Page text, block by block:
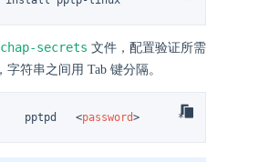
secrets 文件，配置验证所需
符串之间用 Tab 键分隔。
	pptpd
<password>
	*